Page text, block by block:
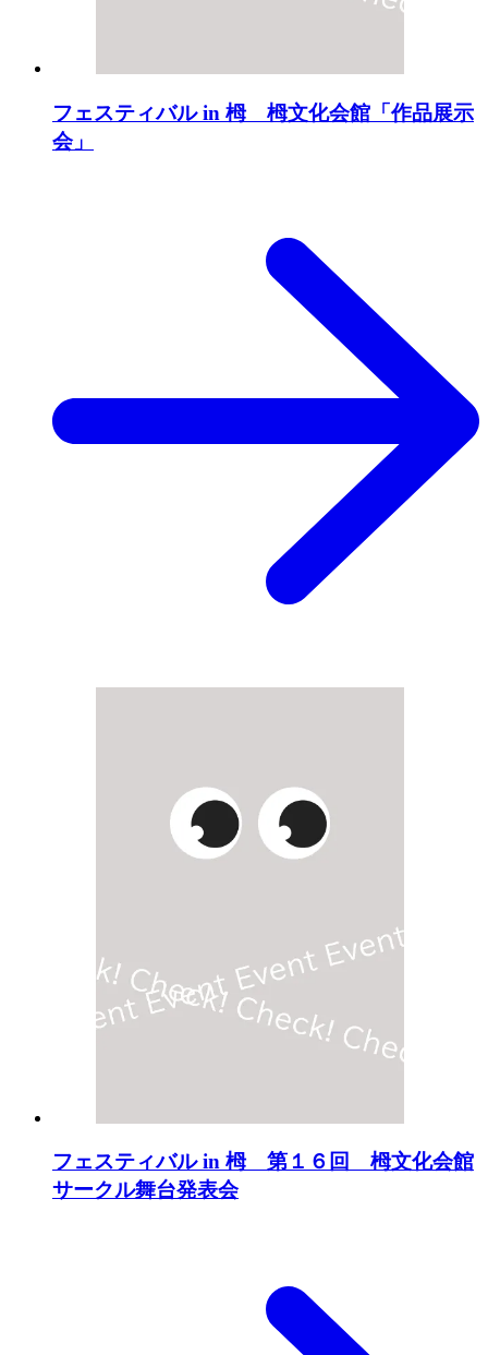
フェスティバル in 栂 栂文化会館「作品展示
会」
フェスティバル in 栂 第１６回 栂文化会館
サークル舞台発表会